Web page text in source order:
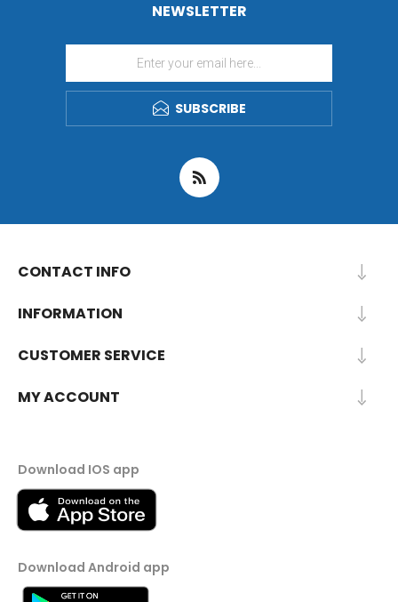
NEWSLETTER
SUBSCRIBE
CONTACT INFO
INFORMATION
CUSTOMER SERVICE
MY ACCOUNT
Download IOS app
Download Android app